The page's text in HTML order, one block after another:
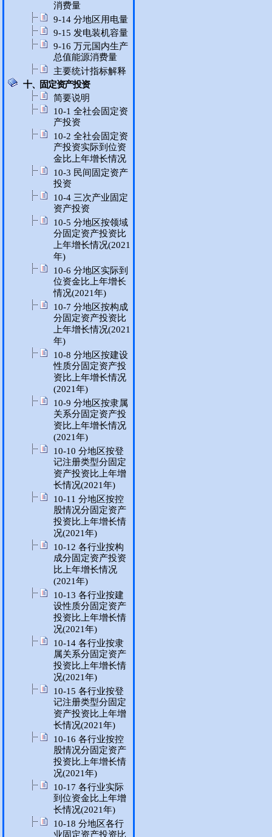
消费量
9-14 分地区用电量
9-15 发电装机容量
9-16 万元国内生产
总值能源消费量
主要统计指标解释
十、固定资产投资
简要说明
10-1 全社会固定资
产投资
10-2 全社会固定资
产投资实际到位资
金比上年增长情况
10-3 民间固定资产
投资
10-4 三次产业固定
资产投资
10-5 分地区按领域
分固定资产投资比
上年增长情况(2021
年)
10-6 分地区实际到
位资金比上年增长
情况(2021年)
10-7 分地区按构成
分固定资产投资比
上年增长情况(2021
年)
10-8 分地区按建设
性质分固定资产投
资比上年增长情况
(2021年)
10-9 分地区按隶属
关系分固定资产投
资比上年增长情况
(2021年)
10-10 分地区按登
记注册类型分固定
资产投资比上年增
长情况(2021年)
10-11 分地区按控
股情况分固定资产
投资比上年增长情
况(2021年)
10-12 各行业按构
成分固定资产投资
比上年增长情况
(2021年)
10-13 各行业按建
设性质分固定资产
投资比上年增长情
况(2021年)
10-14 各行业按隶
属关系分固定资产
投资比上年增长情
况(2021年)
10-15 各行业按登
记注册类型分固定
资产投资比上年增
长情况(2021年)
10-16 各行业按控
股情况分固定资产
投资比上年增长情
况(2021年)
10-17 各行业实际
到位资金比上年增
长情况(2021年)
10-18 分地区各行
业固定资产投资比